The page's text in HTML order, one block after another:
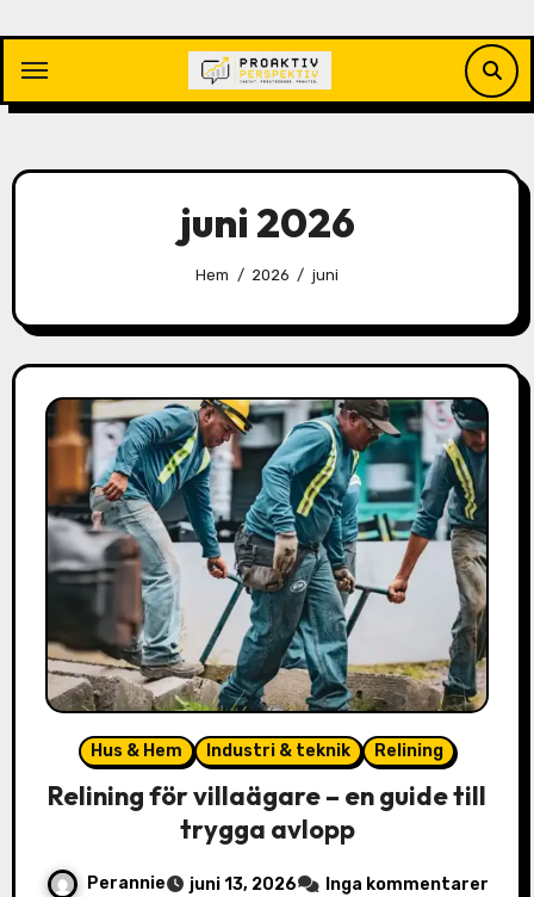
innehåll
juni 2026
Hem 2026 juni
Hus & Hem Industri & teknik Relining
Relining för villaägare – en guide till
trygga avlopp
Perannie juni 13, 2026 Inga kommentarer